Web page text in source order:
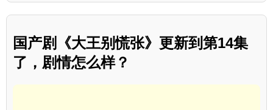
国产剧《大王别慌张》更新到第14集
了，剧情怎么样？